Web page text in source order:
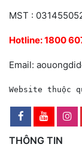
MST :
Hotline:1800
Email:
Website thuộc
THÔNG TIN